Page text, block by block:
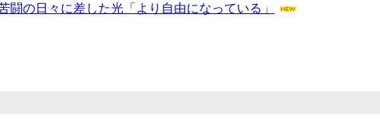
の日々に差した光「より自由になっている」